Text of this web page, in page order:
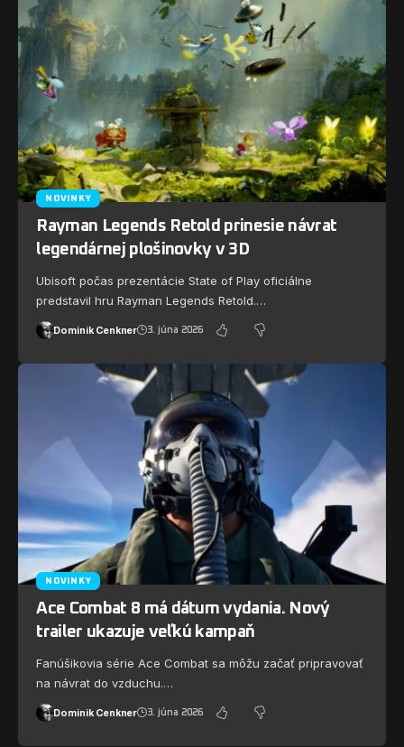
NOVINKY
Rayman Legends Retold prinesie návrat
legendárnej plošinovky v 3D
Ubisoft počas prezentácie State of Play oficiálne
predstavil hru Rayman Legends Retold.…
Dominik Cenkner 3. júna 2026
NOVINKY
Ace Combat 8 má dátum vydania. Nový
trailer ukazuje veľkú kampaň
Fanúšikovia série Ace Combat sa môžu začať pripravovať
na návrat do vzduchu.…
Dominik Cenkner 3. júna 2026